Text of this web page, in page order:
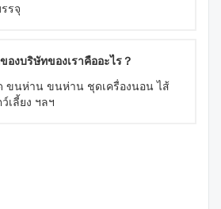
รจุ
งบริษัทของเราคืออะไร？
ขนห่าน ขนห่าน ชุดเครื่องนอน ไส้
เลี้ยง ฯลฯ